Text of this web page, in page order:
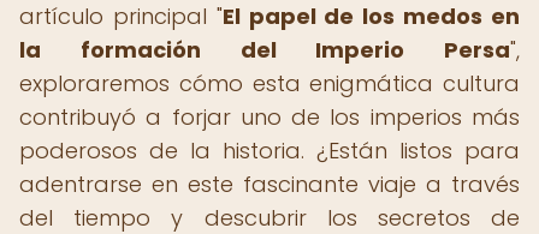
artículo principal "El papel de los medos en
la formación del Imperio Persa",
exploraremos cómo esta enigmática cultura
contribuyó a forjar uno de los imperios más
poderosos de la historia. ¿Están listos para
adentrarse en este fascinante viaje a través
del tiempo y descubrir los secretos de